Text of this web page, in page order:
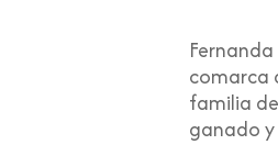
comarca
familia
ganado